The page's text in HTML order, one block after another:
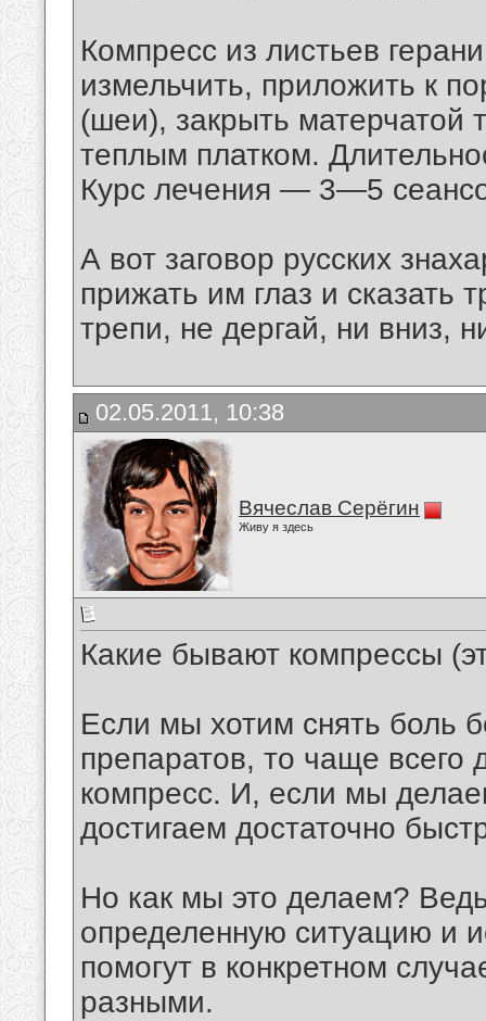
Компресс из листьев
измельчить, приложить к
(шеи), закрыть матерчатой
теплым платком.
Курс лечения — 3—5
А вот заговор русских
прижать им глаз и сказать
трепи, не дергай, ни вниз,
02.05.2011, 10:38
Вячеслав Серёгин
Живу я здесь
Какие бывают компрессы
Если мы хотим снять боль
препаратов, то чаще всего
компресс. И, если мы
достигаем достаточно
Но как мы это делаем?
определенную ситуацию и
помогут в конкретном
разными.